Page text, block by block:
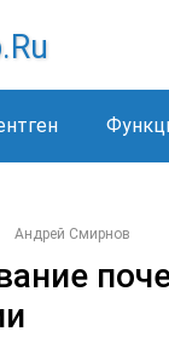
Андрей Смирнов